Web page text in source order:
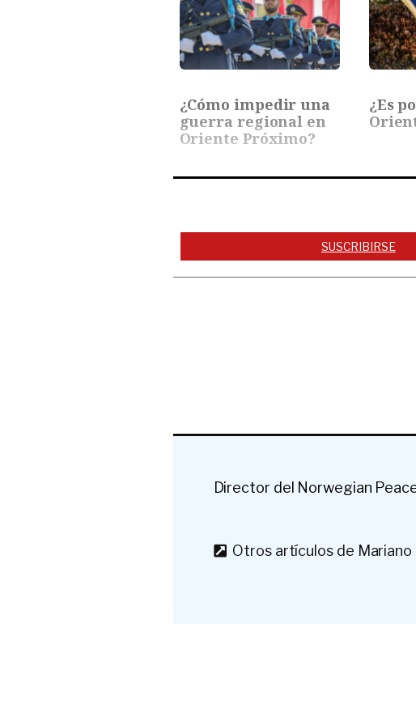
¿Cómo impedir una
guerra regional en
Oriente Próximo?
¿Es
SUSCRIBIRSE
Director del Norwegian
Otros artículos de Mariano